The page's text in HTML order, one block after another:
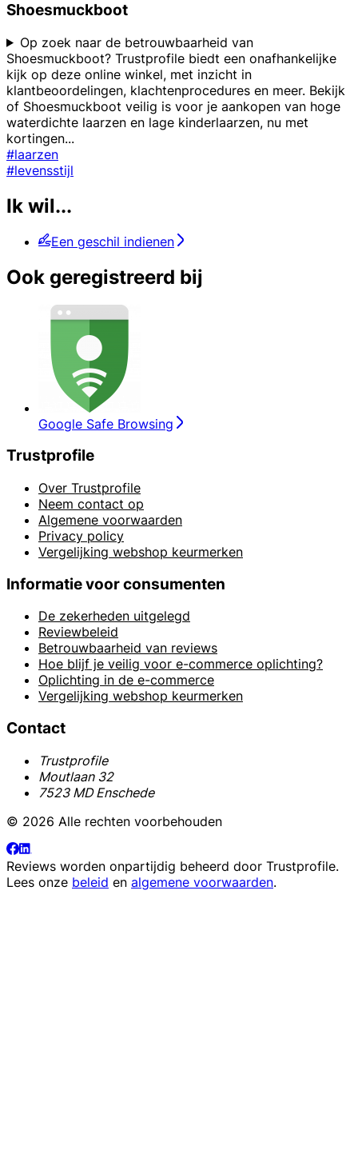
Shoesmuckboot
Op zoek naar de betrouwbaarheid van
Shoesmuckboot? Trustprofile biedt een onafhankelijke
kijk op deze online winkel, met inzicht in
klantbeoordelingen, klachtenprocedures en meer. Bekijk
of Shoesmuckboot veilig is voor je aankopen van hoge
waterdichte laarzen en lage kinderlaarzen, nu met
kortingen...
#laarzen
#levensstijl
Ik wil...
Een geschil indienen
Ook geregistreerd bij
Google Safe Browsing
Trustprofile
Over Trustprofile
Neem contact op
Algemene voorwaarden
Privacy policy
Vergelijking webshop keurmerken
Informatie voor consumenten
De zekerheden uitgelegd
Reviewbeleid
Betrouwbaarheid van reviews
Hoe blijf je veilig voor e-commerce oplichting?
Oplichting in de e-commerce
Vergelijking webshop keurmerken
Contact
Trustprofile
Moutlaan 32
7523 MD Enschede
© 2026 Alle rechten voorbehouden
Reviews worden onpartijdig beheerd door Trustprofile.
Lees onze beleid en algemene voorwaarden.